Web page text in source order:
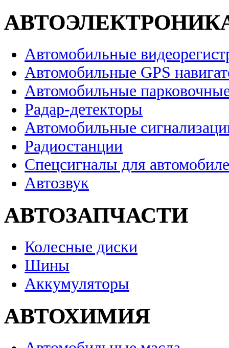
Автомобильные
Автомобильные GPS
Автомобильные
Радар-детекторы
Автомобильные
Радиостанции
Спецсигналы для
Автозвук
АВТОЗАПЧАСТИ
Колесные диски
Шины
Аккумуляторы
АВТОХИМИЯ